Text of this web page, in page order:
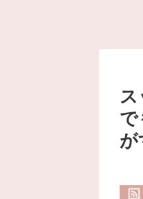
ス
で
が